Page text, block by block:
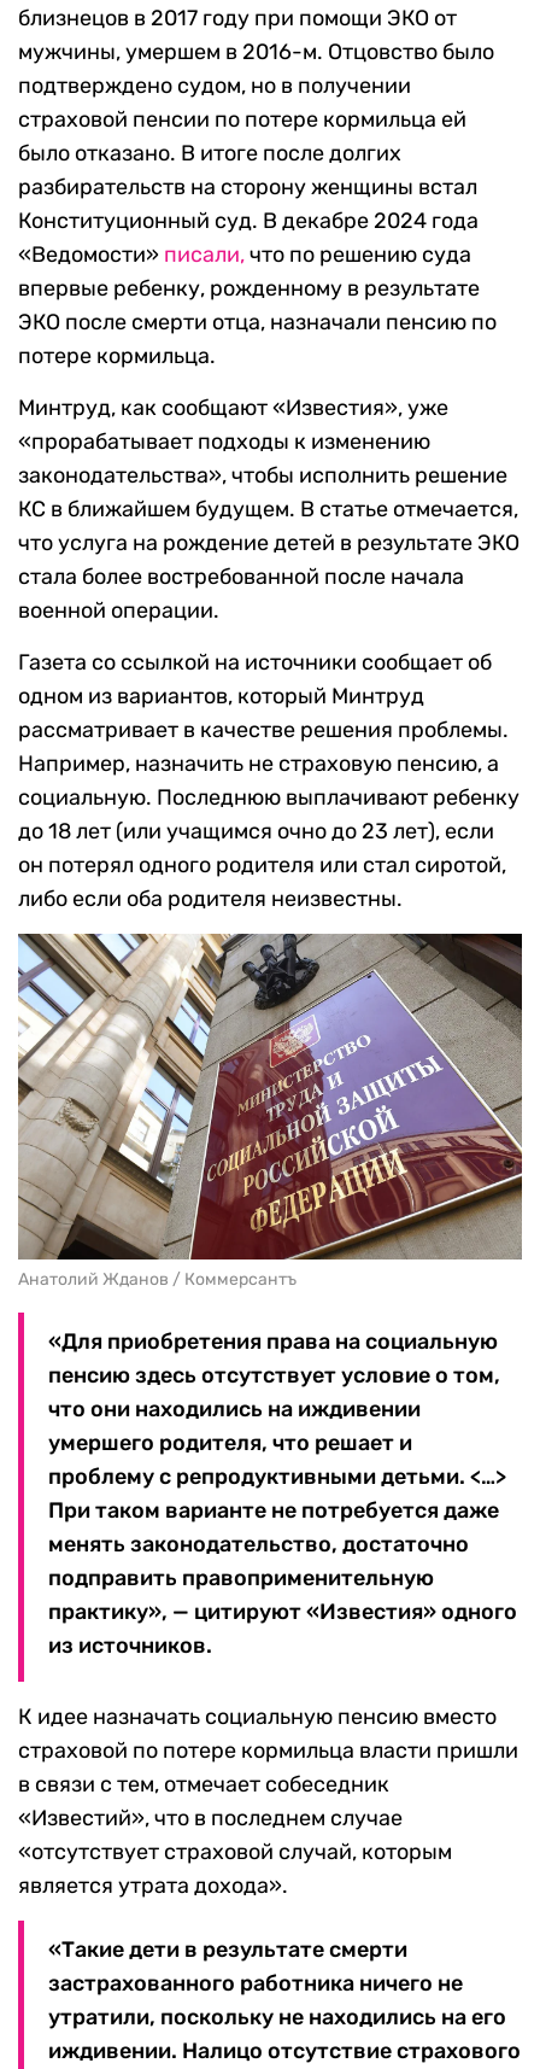
близнецов в 2017 году при помощи ЭКО от
мужчины, умершем в 2016-м. Отцовство было
подтверждено судом, но в получении
страховой пенсии по потере кормильца ей
было отказано. В итоге после долгих
разбирательств на сторону женщины встал
Конституционный суд. В декабре 2024 года
«Ведомости» писали,что по решению суда
впервые ребенку, рожденному в результате
ЭКО после смерти отца, назначали пенсию по
потере кормильца.
Минтруд, как сообщают «Известия», уже
«прорабатывает подходы к изменению
законодательства», чтобы исполнить решение
КС в ближайшем будущем. В статье отмечается,
что услуга на рождение детей в результате ЭКО
стала более востребованной после начала
военной операции.
Газета со ссылкой на источники сообщает об
одном из вариантов, который Минтруд
рассматривает в качестве решения проблемы.
Например, назначить не страховую пенсию, а
социальную. Последнюю выплачивают ребенку
до 18 лет (или учащимся очно до 23 лет), если
он потерял одного родителя или стал сиротой,
либо если оба родителя неизвестны.
Анатолий Жданов / Коммерсантъ
«Для приобретения права на социальную
пенсию здесь отсутствует условие о том,
что они находились на иждивении
умершего родителя, что решает и
проблему с репродуктивными детьми. <…>
При таком варианте не потребуется даже
менять законодательство, достаточно
подправить правоприменительную
практику», — цитируют «Известия» одного
из источников.
К идее назначать социальную пенсию вместо
страховой по потере кормильца власти пришли
в связи с тем, отмечает собеседник
«Известий», что в последнем случае
«отсутствует страховой случай, которым
является утрата дохода».
«Такие дети в результате смерти
застрахованного работника ничего не
утратили, поскольку не находились на его
иждивении. Налицо отсутствие страхового